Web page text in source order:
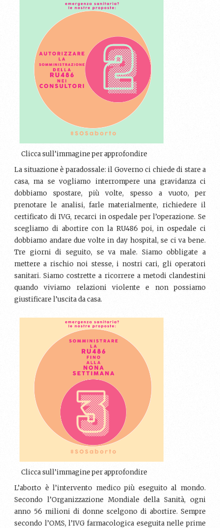
Clicca sull’immagine per approfondire
La situazione è paradossale: il Governo ci chiede di stare a
casa, ma se vogliamo interrompere una gravidanza ci
dobbiamo spostare, più volte, spesso a vuoto, per
prenotare le analisi, farle materialmente, richiedere il
certificato di IVG, recarci in ospedale per l’operazione. Se
scegliamo di abortire con la RU486 poi, in ospedale ci
dobbiamo andare due volte in day hospital, se ci va bene.
Tre giorni di seguito, se va male. Siamo obbligate a
mettere a rischio noi stesse, i nostri cari, gli operatori
sanitari. Siamo costrette a ricorrere a metodi clandestini
quando viviamo relazioni violente e non possiamo
giustificare l’uscita da casa.
Clicca sull’immagine per approfondire
L’aborto è l’intervento medico più eseguito al mondo.
Secondo l’Organizzazione Mondiale della Sanità, ogni
anno 56 milioni di donne scelgono di abortire. Sempre
secondo l’OMS, l’IVG farmacologica eseguita nelle prime